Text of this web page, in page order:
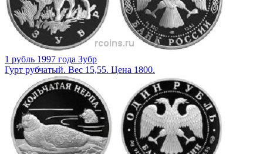
1 рубль 1997 года Зубр
Гурт рубчатый. Вес 15,55. Цена 1800.